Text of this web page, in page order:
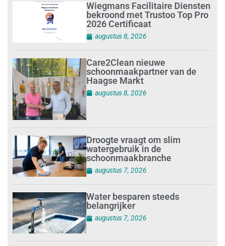
Wiegmans Facilitaire Diensten
bekroond met Trustoo Top Pro
2026 Certificaat
augustus 8, 2026
Care2Clean nieuwe
schoonmaakpartner van de
Haagse Markt
augustus 8, 2026
Droogte vraagt om slim
watergebruik in de
schoonmaakbranche
augustus 7, 2026
Water besparen steeds
belangrijker
augustus 7, 2026